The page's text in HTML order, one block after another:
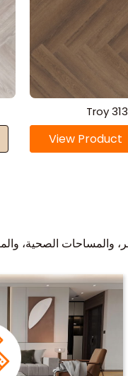
Troy 313
View Product